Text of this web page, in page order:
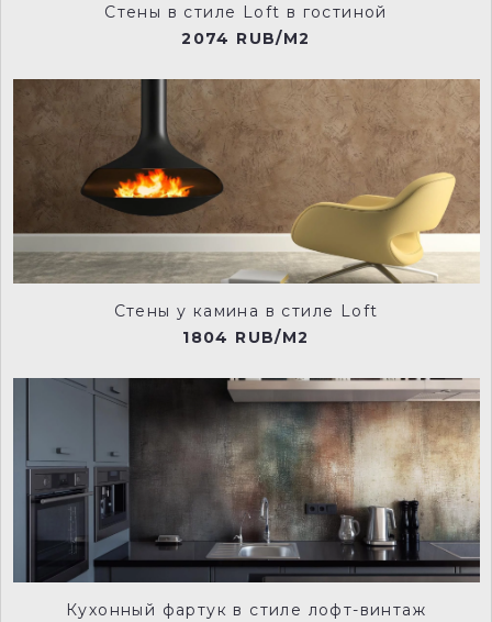
Стены в стиле Loft в гостиной
2074 RUB/M2
Стены у камина в стиле Loft
1804 RUB/M2
Кухонный фартук в стиле лофт-винтаж